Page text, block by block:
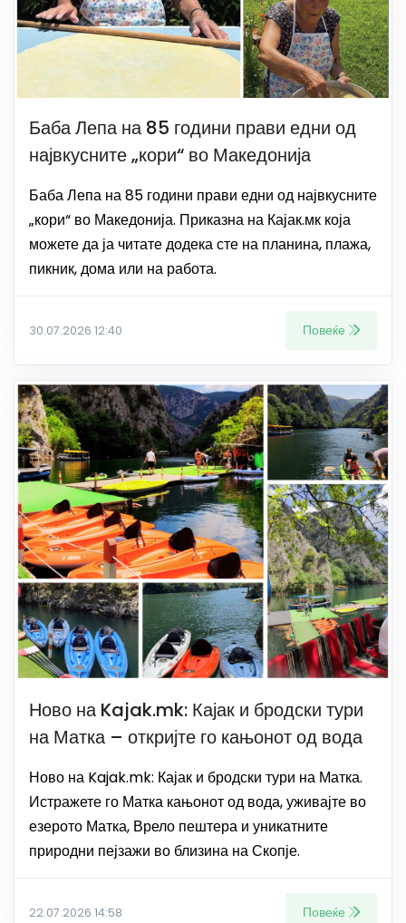
Баба Лепа на 85 години прави едни од
највкусните „кори“ во Македонија
Баба Лепа на 85 години прави едни од највкусните
„кори“ во Македонија. Приказна на Кајак.мк која
можете да ја читате додека сте на планина, плажа,
пикник, дома или на работа.
30.07.2026 12:40 Повеќе
Ново на Kajak.mk: Кајак и бродски тури
на Матка – откријте го кањонот од вода
Ново на Kajak.mk: Кајак и бродски тури на Матка.
Истражете го Матка кањонот од вода, уживајте во
езерото Матка, Врело пештера и уникатните
природни пејзажи во близина на Скопје.
22.07.2026 14:58 Повеќе